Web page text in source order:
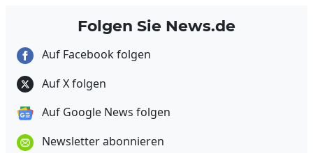
Folgen Sie News.de
Auf Facebook folgen
Auf X folgen
Auf Google News folgen
Newsletter abonnieren